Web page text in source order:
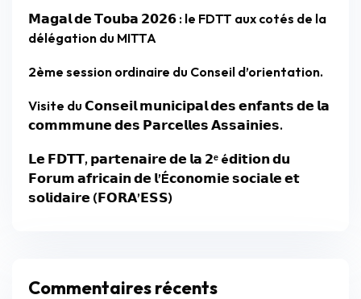
𝗠𝗮𝗴𝗮𝗹 𝗱𝗲 𝗧𝗼𝘂𝗯𝗮 𝟮𝟬𝟮𝟲 : le FDTT aux cotés de la
délégation du MITTA
2ème session ordinaire du Conseil d’orientation.
Visite du 𝗖𝗼𝗻𝘀𝗲𝗶𝗹 𝗺𝘂𝗻𝗶𝗰𝗶𝗽𝗮𝗹 𝗱𝗲𝘀 𝗲𝗻𝗳𝗮𝗻𝘁𝘀 𝗱𝗲 𝗹𝗮
𝗰𝗼𝗺𝗺𝗺𝘂𝗻𝗲 𝗱𝗲𝘀 𝗣𝗮𝗿𝗰𝗲𝗹𝗹𝗲𝘀 𝗔𝘀𝘀𝗮𝗶𝗻𝗶𝗲𝘀.
𝗟𝗲 𝗙𝗗𝗧𝗧, 𝗽𝗮𝗿𝘁𝗲𝗻𝗮𝗶𝗿𝗲 𝗱𝗲 𝗹𝗮 𝟮ᵉ é𝗱𝗶𝘁𝗶𝗼𝗻 𝗱𝘂
𝗙𝗼𝗿𝘂𝗺 𝗮𝗳𝗿𝗶𝗰𝗮𝗶𝗻 𝗱𝗲 𝗹’É𝗰𝗼𝗻𝗼𝗺𝗶𝗲 𝘀𝗼𝗰𝗶𝗮𝗹𝗲 𝗲𝘁
𝘀𝗼𝗹𝗶𝗱𝗮𝗶𝗿𝗲 (𝗙𝗢𝗥𝗔’𝗘𝗦𝗦)
Commentaires récents